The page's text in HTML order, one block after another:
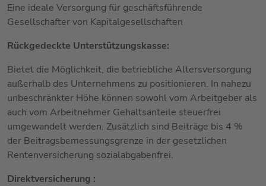
Eine ideale Versorgung für geschäftsführende
Gesellschafter von Kapitalgesellschaften
Rückgedeckte Unterstützungskasse:
Bietet die Möglichkeit, die betriebliche Altersversorgung
außerhalb des Unternehmens zu positionieren. In nahezu
unbeschränkter Höhe können sowohl vom Arbeitgeber als
auch vom Arbeitnehmer Gehaltsanteile steuerfrei
umgewandelt werden. Zusätzlich sind Beiträge bis 4 %
der Beitragsbemessungsgrenze in der gesetzlichen
Rentenversicherung sozialabgabenfrei.
Direktversicherung :